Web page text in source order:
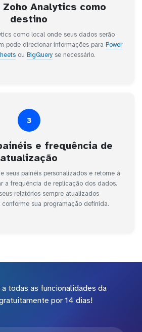
Zoho Analytics como
destino
como local onde seus dados serão
pode direcionar informações para Power
ou BigQueryse necessário.
3
e frequência de
atualização
seus painéis personalizados e retorne à
a frequência de replicação dos dados.
relatórios sempre atualizados
sua programação definida.
a todas as funcionalidades da
por 14 dias!